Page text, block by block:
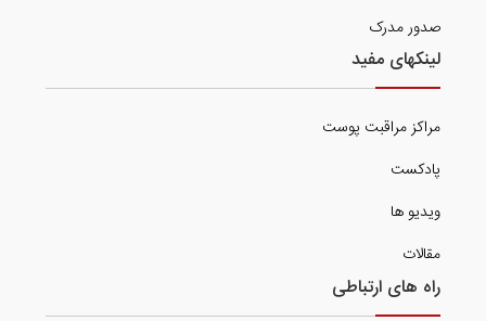
صدور مدرک
لینکهای مفید
مراکز مراقبت پوست
پادکست
ویدیو ها
مقالات
راه های ارتباطی